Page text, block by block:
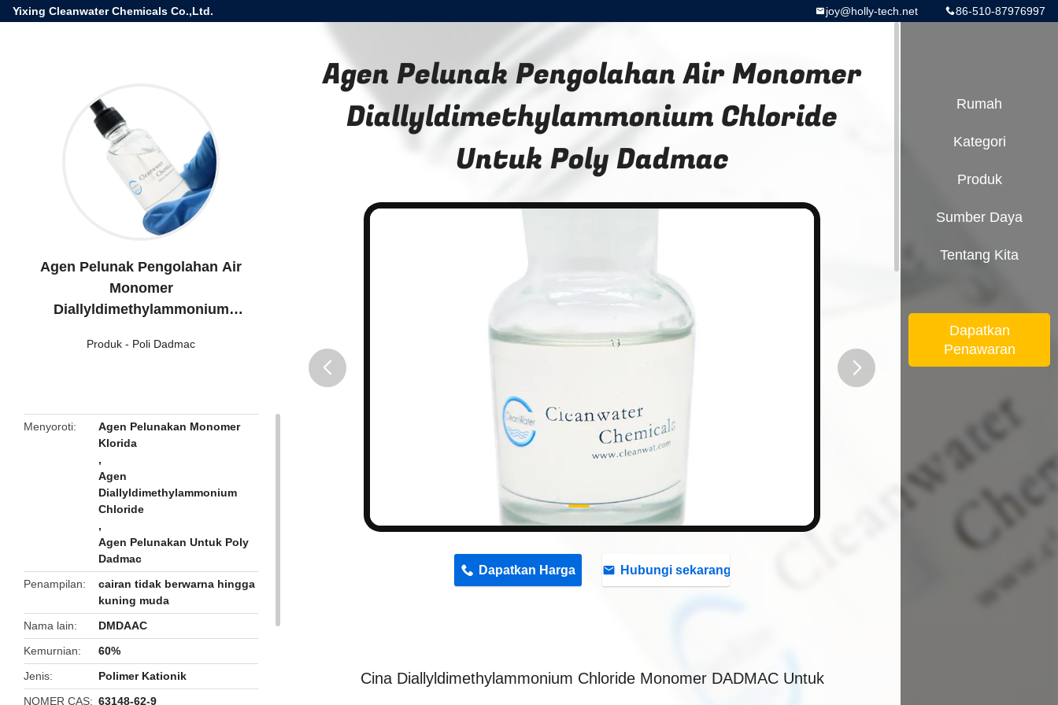
Yixing Cleanwater Chemicals Co.,Ltd. 86-510-87976997
joy@holly-tech.net
Agen Pelunak Pengolahan Air
Monomer
Diallyldimethylammonium
Produk - Poli Dadmac
Menyoroti
Agen Pelunakan Monomer
Klorida
,
Agen
Diallyldimethylammonium
Chloride
,
Agen Pelunakan Untuk Poly
Dadmac
Penampilan
cairan tidak berwarna hingga
kuning muda
Nama lain
DMDAAC
Kemurnian
60%
Jenis
Polimer Kationik
NOMER CAS
63148-62-9
Agen Pelunak Pengolahan Air Monomer
Diallyldimethylammonium Chloride
Untuk Poly Dadmac
Dapatkan Harga Hubungi sekarang
Cina Diallyldimethylammonium Chloride Monomer DADMAC Untuk
Rumah
Kategori
Produk
Sumber Daya
Tentang Kita
Dapatkan
Penawaran